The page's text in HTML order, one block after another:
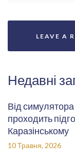
Недавні
Від симулятора
проходить
Каразінському
10 Травня, 2026